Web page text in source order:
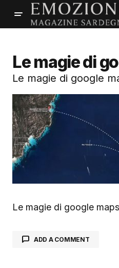
Le magie di
Le magie di google
Le magie di google maps
ADD A COMMENT